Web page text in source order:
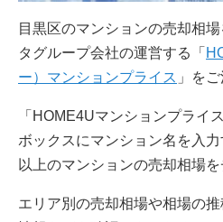
目黒区のマンションの売却相
タグループ会社の運営する「
ー）マンションプライス 」を
「HOME4Uマンションプライ
ボックスにマンション名を入
以上のマンションの売却相場を
エリア別の売却相場や相場の